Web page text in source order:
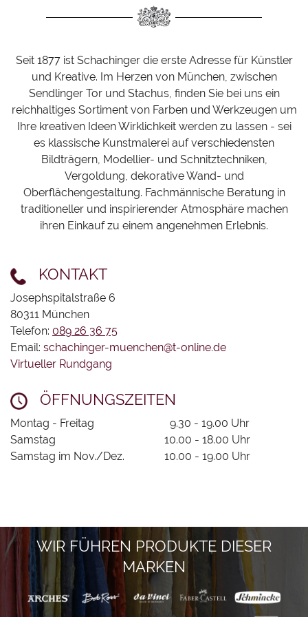
ACRYLFARBEN
AQUARELLFARBEN
ÖLFARBEN
GOUACHE
UND
TUSCHEN
ÖLKREIDEN
PINSEL
BACK
PINSEL
ACRYLMALPINSEL
AQUARELLPINSEL
ÖMALPINSEL
SPEZIALPINSEL
OBERFLÄCHENPINSEL
MALMITTEL
STIFTE
BUNT
UND
KREIDESTIFTE
UND
FINELINER
STAFFELEIEN
KEILRAHMEN
MALTÜCHER
PAPIERE
UND
PAPPEN
VERGOLDERBEDARF
FACHBÜCHER
DEKORATIONSFARBEN
UND
WERKZEUGE
ZEICHENMATERIAL
GESCHENKIDEEN
SCHNITZEN
UND
FORMEN
LAGE & KONTAKT
IMPRESSUM
DATENSCHUTZ
COOKIE-EINSTELLUNGEN
Seit 1877 ist Schachinger die erste Adresse für Künstler
und Kreative. Im Herzen von München, zwischen
Sendlinger Tor und Stachus, finden Sie bei uns ein
reichhaltiges Sortiment von Farben und Werkzeugen um
Ihre kreativen Ideen Wirklichkeit werden zu lassen - sei
es klassische Kunstmalerei auf verschiedensten
Bildträgern, Modellier- und Schnitztechniken,
Vergoldung, dekorative Wand- und
Oberflächengestaltung. Fachmännische Beratung in
traditioneller und inspirierender Atmosphäre machen
ihren Einkauf zu einem angenehmen Erlebnis.
KONTAKT
Josephspitalstraße 6
80311 München
Telefon: 089 26 36 75
Email: schachinger-muenchen@t-online.de
Virtueller Rundgang
ÖFFNUNGSZEITEN
Montag - Freitag
9.30 - 19.00 Uhr
Samstag
10.00 - 18.00 Uhr
Samstag im Nov./Dez.
10.00 - 19.00 Uhr
WIR FÜHREN PRODUKTE DIESER
MARKEN